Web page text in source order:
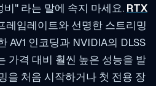
비" 라는 말에 속지 마세요. RTX
레임레이트와 선명한 스트리밍
AV1 인코딩과 NVIDIA의 DLSS
가격 대비 훨씬 높은 성능을 발
을 처음 시작하거나 첫 전용 장